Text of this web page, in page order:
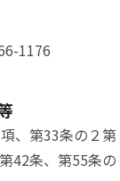
1176
、第33条の２第
42条、第55条の